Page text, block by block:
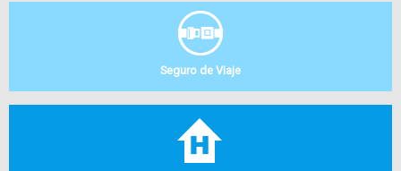
Seguro de Viaje